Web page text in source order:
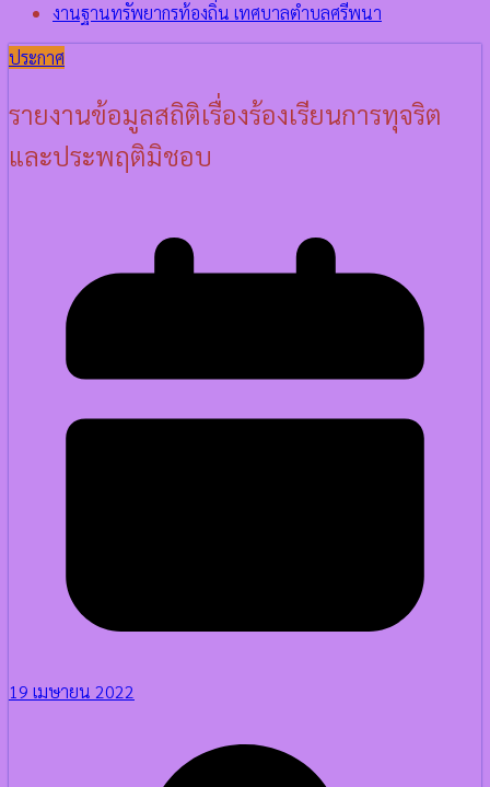
งานฐานทรัพยากรท้องถิ่น เทศบาลตำบลศรีพนา
ประกาศ
รายงานข้อมูลสถิติเรื่องร้องเรียนการทุจริต
และประพฤติมิชอบ
19 เมษายน 2022